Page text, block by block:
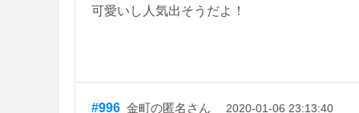
可愛いし人気出そうだよ！
#996 金町の匿名さん 2020-01-06 23:13:40